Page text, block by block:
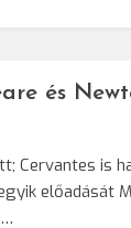
és
Cervantes is
előadását